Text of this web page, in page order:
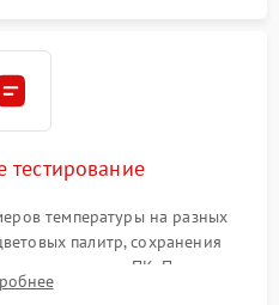
тестирование
температуры на разных
палитр, сохранения
данных на ПК. Проверка
контроль качества.